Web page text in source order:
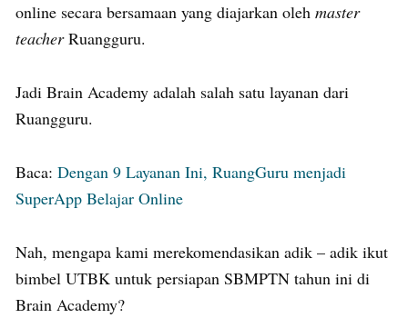
online secara bersamaan yang diajarkan oleh master
teacherRuangguru.
Jadi Brain Academy adalah salah satu layanan dari
Ruangguru.
Baca: Dengan 9 Layanan Ini, RuangGuru menjadi
SuperApp Belajar Online
Nah, mengapa kami merekomendasikan adik – adik ikut
bimbel UTBK untuk persiapan SBMPTN tahun ini di
Brain Academy?